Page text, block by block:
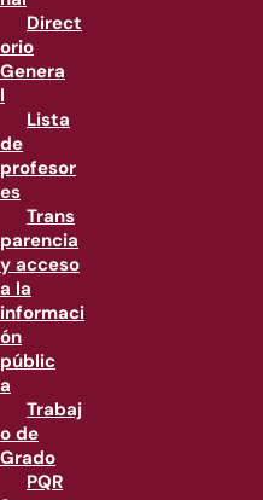
Direct
orio
Genera
l
Lista
de
profesor
es
Trans
parencia
y acceso
a la
informaci
ón
públic
a
Trabaj
o de
Grado
PQR